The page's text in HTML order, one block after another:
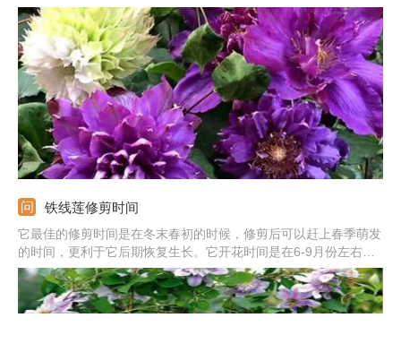
射到的地方，每天至少保证六小时以上的阳光。还需要适当的添加
肥料，每隔半个月施次稀薄的肥料。还要维持好适宜的温度，夏季
和冬季采取好措施。
铁线莲修剪时间
它最佳的修剪时间是在冬末春初的时候，修剪后可以赶上春季萌发
的时间，更利于它后期恢复生长。它开花时间是在6-9月份左右，
当花朵凋谢之后，需要对植株进行修剪。除了这两个时间段，还有
平时的修剪，主要是针对一些枯枝、黄枝、病虫枝。